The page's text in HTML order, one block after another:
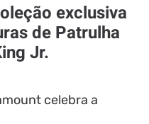
exclusiva
de Patrulha
Jr.
celebra a